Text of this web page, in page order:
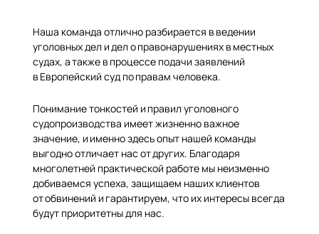
Наша команда отлично разбирается в ведении
уголовных дел и дел о правонарушениях в местных
судах, а также в процессе подачи заявлений
в Европейский суд по правам человека.
Понимание тонкостей и правил уголовного
судопроизводства имеет жизненно важное
значение, и именно здесь опыт нашей команды
выгодно отличает нас от других. Благодаря
многолетней практической работе мы неизменно
добиваемся успеха, защищаем наших клиентов
от обвинений и гарантируем, что их интересы всегда
будут приоритетны для нас.